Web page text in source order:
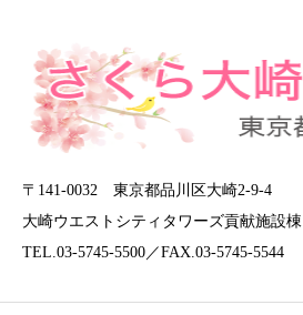
〒141-0032 東京都品川区大崎2-9-4
大崎ウエストシティタワーズ貢献施設棟
TEL.03-5745-5500／FAX.03-5745-5544